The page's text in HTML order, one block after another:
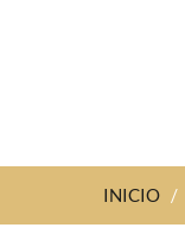
INICIO /